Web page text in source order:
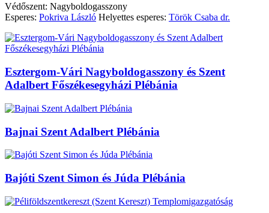
Védőszent: Nagyboldogasszony
Esperes: Pokriva László Helyettes esperes: Török Csaba dr.
Esztergom-Vári Nagyboldogasszony és Szent
Adalbert Főszékesegyházi Plébánia
Bajnai Szent Adalbert Plébánia
Bajóti Szent Simon és Júda Plébánia